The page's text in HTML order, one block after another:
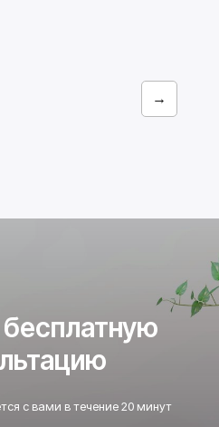
→
с вами в течение 20 минут